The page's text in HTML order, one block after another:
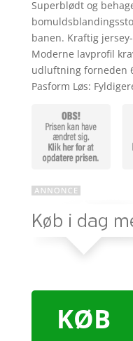
Superblødt og
banen. Kraftig
Moderne lavprofil
udluftning forneden
Pasform Løs:
KØB